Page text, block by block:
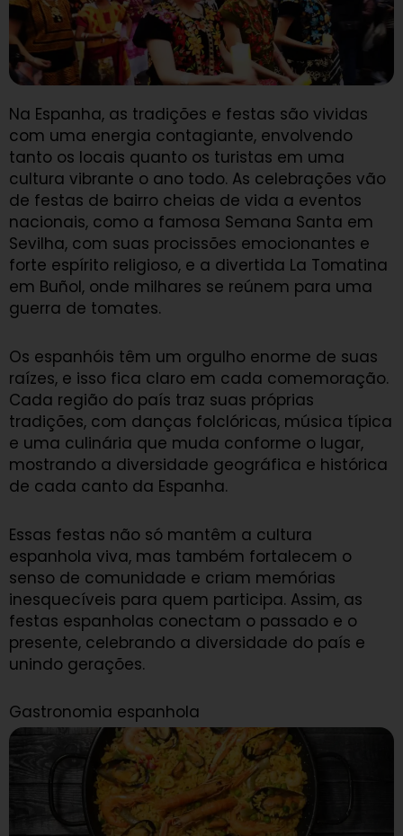
Na Espanha, as tradições e festas são vividas
com uma energia contagiante, envolvendo
tanto os locais quanto os turistas em uma
cultura vibrante o ano todo. As celebrações vão
de festas de bairro cheias de vida a eventos
nacionais, como a famosa Semana Santa em
Sevilha, com suas procissões emocionantes e
forte espírito religioso, e a divertida La Tomatina
em Buñol, onde milhares se reúnem para uma
guerra de tomates.
Os espanhóis têm um orgulho enorme de suas
raízes, e isso fica claro em cada comemoração.
Cada região do país traz suas próprias
tradições, com danças folclóricas, música típica
e uma culinária que muda conforme o lugar,
mostrando a diversidade geográfica e histórica
de cada canto da Espanha.
Essas festas não só mantêm a cultura
espanhola viva, mas também fortalecem o
senso de comunidade e criam memórias
inesquecíveis para quem participa. Assim, as
festas espanholas conectam o passado e o
presente, celebrando a diversidade do país e
unindo gerações.
Gastronomia espanhola